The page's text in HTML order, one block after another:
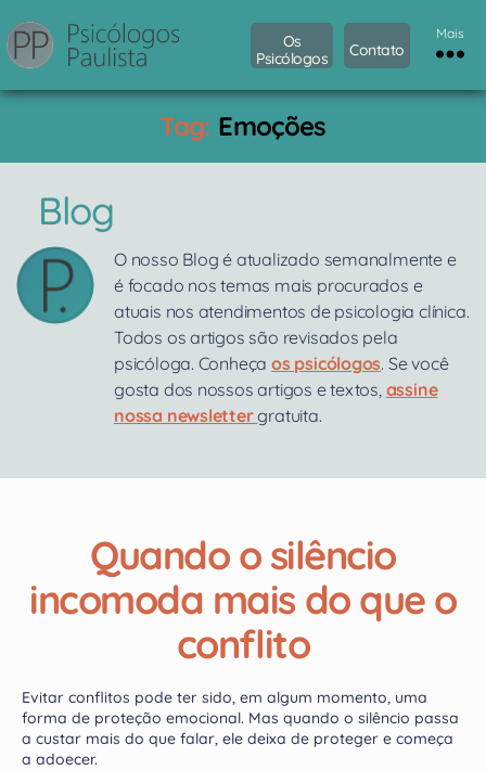
Paulista
Os
Psicólogos
Contato
Mais
Tag: Emoções
Blog
O nosso Blog é atualizado semanalmente e
é focado nos temas mais procurados e
atuais nos atendimentos de psicologia clínica.
Todos os artigos são revisados pela
psicóloga. Conheçaos psicólogos. Se você
gosta dos nossos artigos e textos, assine
nossa newslettergratuita.
Quando o silêncio
incomoda mais do que o
conflito
Evitar conflitos pode ter sido, em algum momento, uma
forma de proteção emocional. Mas quando o silêncio passa
a custar mais do que falar, ele deixa de proteger e começa
a adoecer.